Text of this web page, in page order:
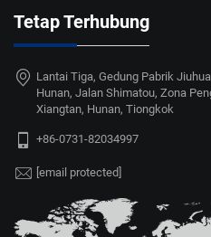
Tetap Terhubung
Lantai Tiga, Gedung Pabrik
Hunan, Jalan Shimatou, Zona
Xiangtan, Hunan, Tiongkok
+86-0731-82034997
[email protected]